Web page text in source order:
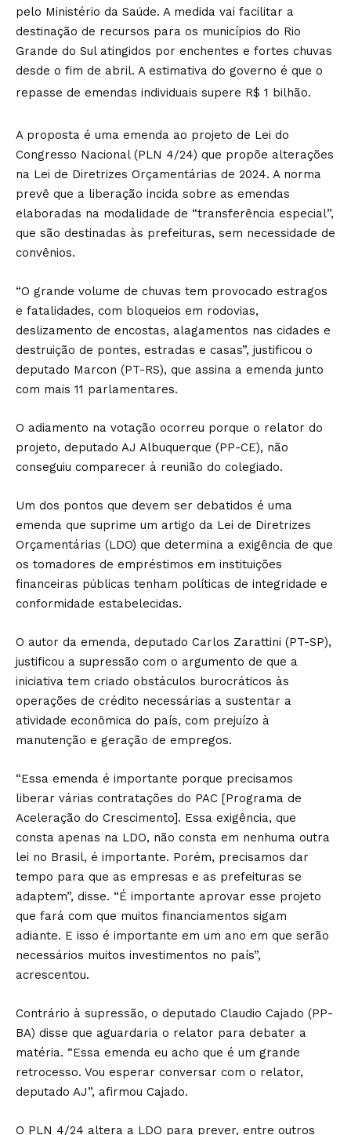
pelo Ministério da Saúde. A medida vai facilitar a
destinação de recursos para os municípios do Rio
Grande do Sul atingidos por enchentes e fortes chuvas
desde o fim de abril. A estimativa do governo é que o
repasse de emendas individuais supere R$ 1 bilhão.
A proposta é uma emenda ao projeto de Lei do
Congresso Nacional (PLN 4/24) que propõe alterações
na Lei de Diretrizes Orçamentárias de 2024. A norma
prevê que a liberação incida sobre as emendas
elaboradas na modalidade de “transferência especial”,
que são destinadas às prefeituras, sem necessidade de
convênios.
“O grande volume de chuvas tem provocado estragos
e fatalidades, com bloqueios em rodovias,
deslizamento de encostas, alagamentos nas cidades e
destruição de pontes, estradas e casas”, justificou o
deputado Marcon (PT-RS), que assina a emenda junto
com mais 11 parlamentares.
O adiamento na votação ocorreu porque o relator do
projeto, deputado AJ Albuquerque (PP-CE), não
conseguiu comparecer à reunião do colegiado.
Um dos pontos que devem ser debatidos é uma
emenda que suprime um artigo da Lei de Diretrizes
Orçamentárias (LDO) que determina a exigência de que
os tomadores de empréstimos em instituições
financeiras públicas tenham políticas de integridade e
conformidade estabelecidas.
O autor da emenda, deputado Carlos Zarattini (PT-SP),
justificou a supressão com o argumento de que a
iniciativa tem criado obstáculos burocráticos às
operações de crédito necessárias a sustentar a
atividade econômica do país, com prejuízo à
manutenção e geração de empregos.
“Essa emenda é importante porque precisamos
liberar várias contratações do PAC [Programa de
Aceleração do Crescimento]. Essa exigência, que
consta apenas na LDO, não consta em nenhuma outra
lei no Brasil, é importante. Porém, precisamos dar
tempo para que as empresas e as prefeituras se
adaptem”, disse. “É importante aprovar esse projeto
que fará com que muitos financiamentos sigam
adiante. E isso é importante em um ano em que serão
necessários muitos investimentos no país”,
acrescentou.
Contrário à supressão, o deputado Claudio Cajado (PP-
BA) disse que aguardaria o relator para debater a
matéria. “Essa emenda eu acho que é um grande
retrocesso. Vou esperar conversar com o relator,
deputado AJ”, afirmou Cajado.
O PLN 4/24 altera a LDO para prever, entre outros